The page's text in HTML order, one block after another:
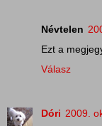
Névtelen
Ezt a
Válasz
Dóri 2009.